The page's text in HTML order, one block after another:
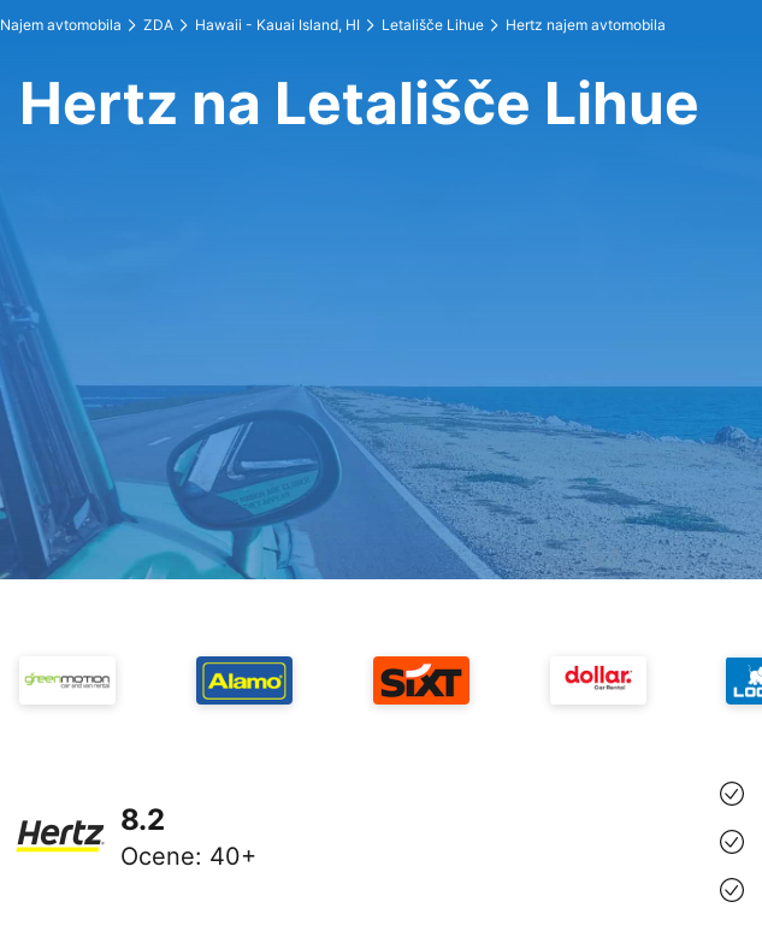
Najem avtomobila ZDA Hawaii - Kauai Island, HI Letališče Lihue Hertz najem avtomobila
Hertz na Letališče Lihue
8.2
Ocene: 40+